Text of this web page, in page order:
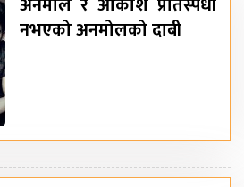
नभएको अनमोलको दाबी